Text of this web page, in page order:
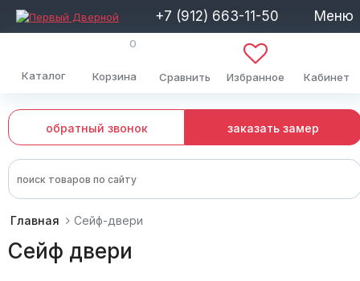
+7 (912) 663-11-50 Меню
Каталог
0
Корзина Сравнить Избранное Кабинет
обратный звонок заказать замер
Главная Сейф-двери
Сейф двери